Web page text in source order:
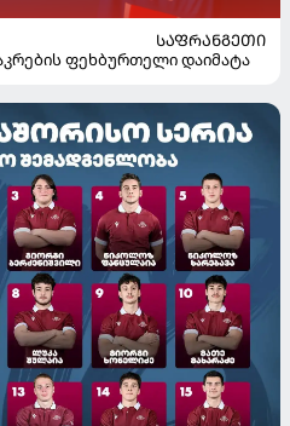
ᲡᲐᲤᲠᲐᲜᲒᲔᲗᲘ
ფეხბურთელი დაიმატა